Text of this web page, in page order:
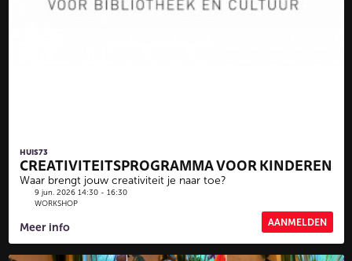
HUIS73
CREATIVITEITSPROGRAMMA VOOR KINDEREN
Waar brengt jouw creativiteit je naar toe?
9 jun. 2026 14:30 - 16:30
WORKSHOP
Meer info AANMELDEN